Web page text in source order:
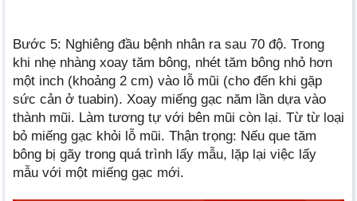
Bước 5: Nghiêng đầu bệnh nhân ra sau 70 độ. Trong
khi nhẹ nhàng xoay tăm bông, nhét tăm bông nhỏ hơn
một inch (khoảng 2 cm) vào lỗ mũi (cho đến khi gặp
sức cản ở tuabin). Xoay miếng gạc năm lần dựa vào
thành mũi. Làm tương tự với bên mũi còn lại. Từ từ loại
bỏ miếng gạc khỏi lỗ mũi. Thận trọng: Nếu que tăm
bông bị gãy trong quá trình lấy mẫu, lặp lại việc lấy
mẫu với một miếng gạc mới.